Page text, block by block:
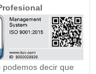
podemos decir que